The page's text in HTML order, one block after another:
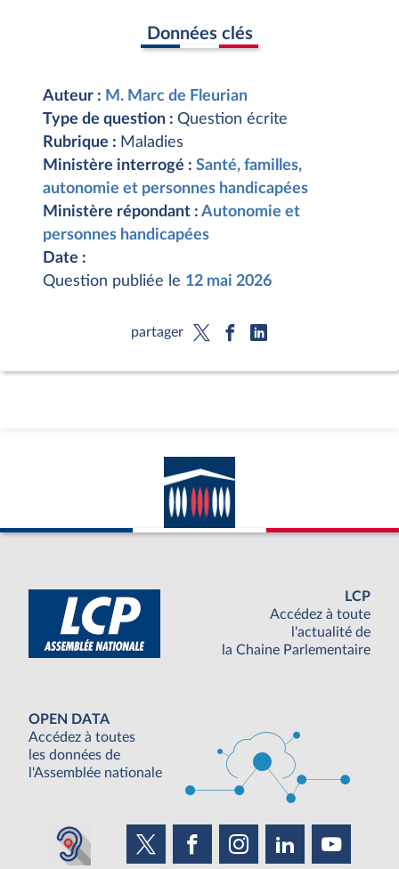
Données clés
Auteur : M. Marc de Fleurian
Type de question : Question écrite
Rubrique : Maladies
Ministère interrogé : Santé, familles,
autonomie et personnes handicapées
Ministère répondant : Autonomie et
personnes handicapées
Date :
Question publiée le 12 mai 2026
partager
LCP
Accédez à toute
l'actualité de
la Chaine Parlementaire
OPEN DATA
Accédez à toutes
les données de
l'Assemblée nationale